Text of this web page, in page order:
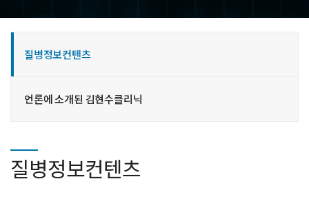
질병정보컨텐츠
언론에 소개된 김현수클리닉
질병정보컨텐츠